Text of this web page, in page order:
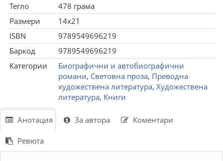
Тегло
478 грама
Размери
14x21
ISBN
9789549696219
Баркод
9789549696219
Категории
Биографични и автобиографични
романи, Световна проза, Преводна
художествена литература, Художествена
литература, Книги
Анотация За автора Коментари
Ревюта